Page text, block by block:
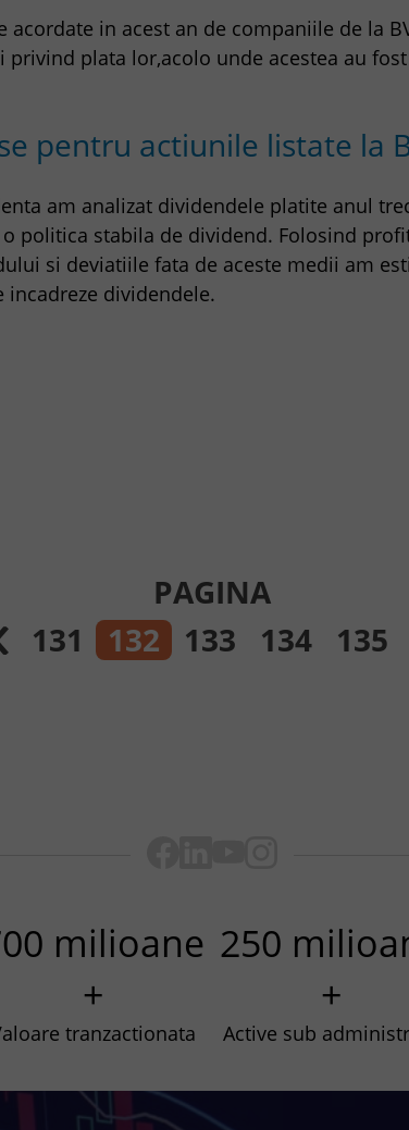
in acest an de companiile de la
plata lor,acolo unde acestea au
pentru actiunile listate la
am analizat dividendele platite anul
politica stabila de dividend. Folosind
si deviatiile fata de aceste medii am
incadreze dividendele.
PAGINA
131
132 133 134 135
milioane
+
tranzactionata
250
+
Active sub